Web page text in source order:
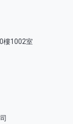
樓1002室